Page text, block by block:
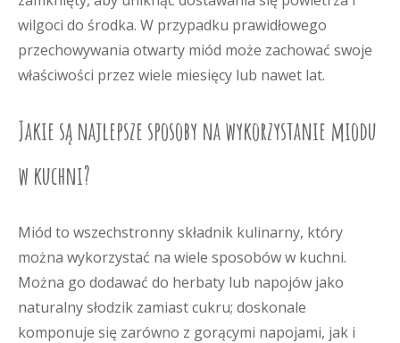
wilgoci do środka. W przypadku prawidłowego
przechowywania otwarty miód może zachować swoje
właściwości przez wiele miesięcy lub nawet lat.
Jakie są najlepsze sposoby na wykorzystanie miodu
w kuchni?
Miód to wszechstronny składnik kulinarny, który
można wykorzystać na wiele sposobów w kuchni.
Można go dodawać do herbaty lub napojów jako
naturalny słodzik zamiast cukru; doskonale
komponuje się zarówno z gorącymi napojami, jak i